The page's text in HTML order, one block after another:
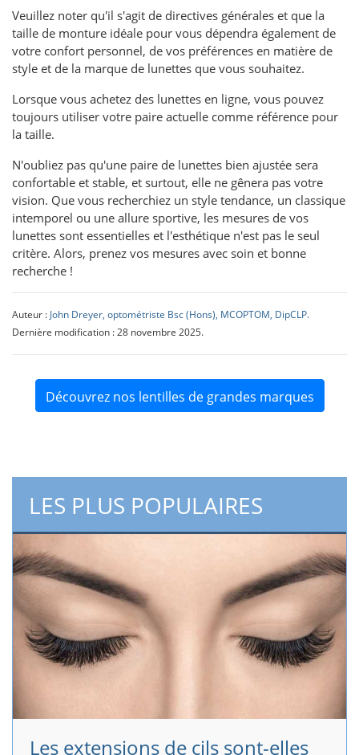
Veuillez noter qu'il s'agit de directives générales et que la
taille de monture idéale pour vous dépendra également de
votre confort personnel, de vos préférences en matière de
style et de la marque de lunettes que vous souhaitez.
Lorsque vous achetez des lunettes en ligne, vous pouvez
toujours utiliser votre paire actuelle comme référence pour
la taille.
N'oubliez pas qu'une paire de lunettes bien ajustée sera
confortable et stable, et surtout, elle ne gênera pas votre
vision. Que vous recherchiez un style tendance, un classique
intemporel ou une allure sportive, les mesures de vos
lunettes sont essentielles et l'esthétique n'est pas le seul
critère. Alors, prenez vos mesures avec soin et bonne
recherche !
Auteur :John Dreyer, optométriste Bsc (Hons), MCOPTOM, DipCLP.
Dernière modification : 28 novembre 2025.
Découvrez nos lentilles de grandes marques
LES PLUS POPULAIRES
Les extensions de cils sont-elles